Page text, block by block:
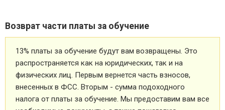
Возврат части платы за обучение
13% платы за обучение будут вам возвращены. Это
распространяется как на юридических, так и на
физических лиц. Первым вернется часть взносов,
внесенных в ФСС. Вторым - сумма подоходного
налога от платы за обучение. Мы предоставим вам все